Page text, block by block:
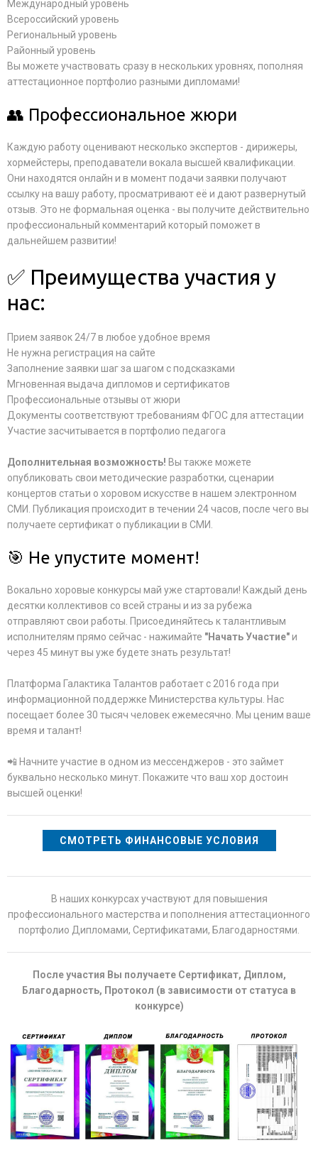
Международный уровень
Всероссийский уровень
Региональный уровень
Районный уровень
Вы можете участвовать сразу в нескольких уровнях, пополняя
аттестационное портфолио разными дипломами!
👥 Профессиональное жюри
Каждую работу оценивают несколько экспертов - дирижеры,
хормейстеры, преподаватели вокала высшей квалификации.
Они находятся онлайн и в момент подачи заявки получают
ссылку на вашу работу, просматривают её и дают развернутый
отзыв. Это не формальная оценка - вы получите действительно
профессиональный комментарий который поможет в
дальнейшем развитии!
✅ Преимущества участия у
нас:
Прием заявок 24/7 в любое удобное время
Не нужна регистрация на сайте
Заполнение заявки шаг за шагом с подсказками
Мгновенная выдача дипломов и сертификатов
Профессиональные отзывы от жюри
Документы соответствуют требованиям ФГОС для аттестации
Участие засчитывается в портфолио педагога
Дополнительная возможность! Вы также можете
опубликовать свои методические разработки, сценарии
концертов статьи о хоровом искусстве в нашем электронном
СМИ. Публикация происходит в течении 24 часов, после чего вы
получаете сертификат о публикации в СМИ.
🎯 Не упустите момент!
Вокально хоровые конкурсы май уже стартовали! Каждый день
десятки коллективов со всей страны и из за рубежа
отправляют свои работы. Присоединяйтесь к талантливым
исполнителям прямо сейчас - нажимайте "Начать Участие"и
через 45 минут вы уже будете знать результат!
Платформа Галактика Талантов работает с 2016 года при
информационной поддержке Министерства культуры. Нас
посещает более 30 тысяч человек ежемесячно. Мы ценим ваше
время и талант!
📲 Начните участие в одном из мессенджеров - это займет
буквально несколько минут. Покажите что ваш хор достоин
высшей оценки!
СМОТРЕТЬ ФИНАНСОВЫЕ УСЛОВИЯ
В наших конкурсах участвуют для повышения
профессионального мастерства и пополнения аттестационного
портфолио Дипломами, Сертификатами, Благодарностями.
После участия Вы получаете Сертификат, Диплом,
Благодарность, Протокол (в зависимости от статуса в
конкурсе)